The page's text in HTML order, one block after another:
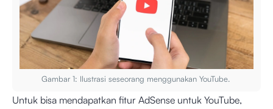
Gambar 1: Ilustrasi seseorang menggunakan YouTube.
Untuk bisa mendapatkan fitur AdSense untuk YouTube,